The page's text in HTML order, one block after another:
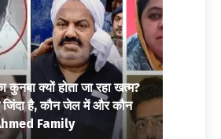
क्यों होता जा रहा खत्म?
जिंदा है, कौन जेल में और कौन
Family